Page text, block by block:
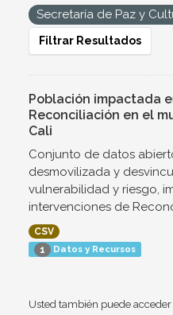
Secretaría de Paz y
Filtrar Resultados
Población impactada
Reconciliación en el
Cali
Conjunto de datos
desmovilizada y
vulnerabilidad y riesgo,
intervenciones de
CSV
1 Datos y Recursos
Usted también puede